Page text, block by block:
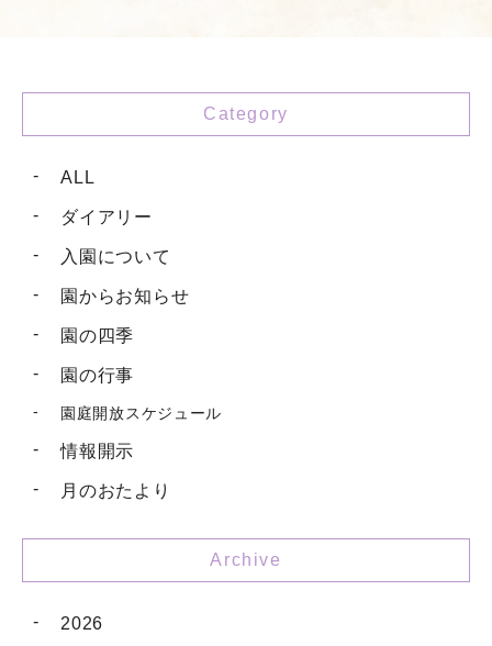
Category
ALL
ダイアリー
入園について
園からお知らせ
園の四季
園の行事
園庭開放スケジュール
情報開示
月のおたより
Archive
2026